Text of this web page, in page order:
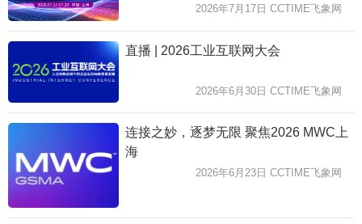
2026年7月17日 CCTIME飞象网
直播 | 2026工业互联网大会
2026年6月30日 CCTIME飞象网
连接之妙，逐梦无限 聚焦2026 MWC上
海
2026年6月23日 CCTIME飞象网